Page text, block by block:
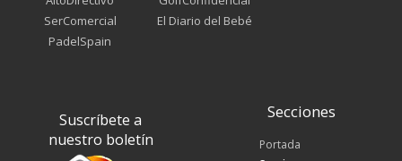
SerComercial
PadelSpain
El Diario del Bebé
Suscríbete a
nuestro boletín
Secciones
Portada